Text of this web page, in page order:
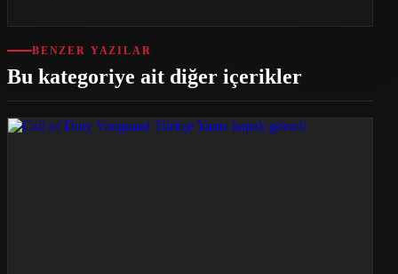
BENZER YAZILAR
Bu kategoriye ait diğer içerikler